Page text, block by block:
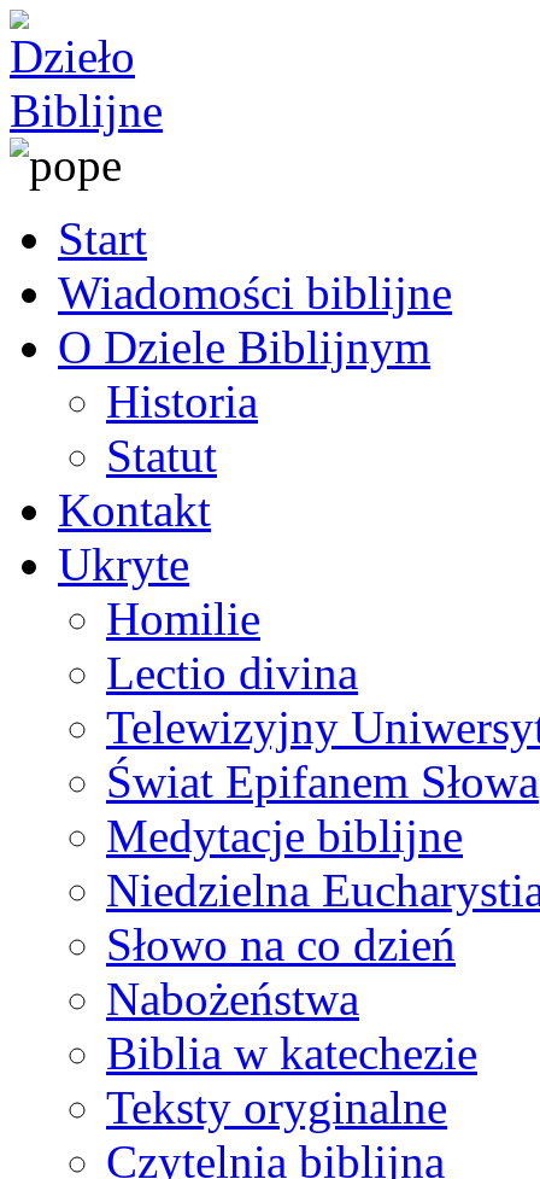
Start
Wiadomości biblijne
O Dziele Biblijnym
Historia
Statut
Kontakt
Ukryte
Homilie
Lectio divina
Telewizyjny
Świat Epifanem Słowa
Medytacje biblijne
Niedzielna
Słowo na co dzień
Nabożeństwa
Biblia w katechezie
Teksty oryginalne
Czytelnia biblijna